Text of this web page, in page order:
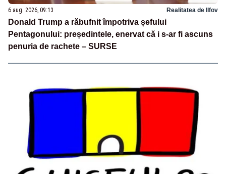
6 aug. 2026, 09:13 Realitatea de Ilfov
Donald Trump a răbufnit împotriva șefului
Pentagonului: președintele, enervat că i s-ar fi ascuns
penuria de rachete – SURSE